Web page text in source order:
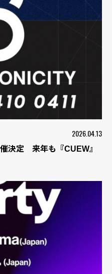
2026.04.13
催決定 来年も『CUEW』